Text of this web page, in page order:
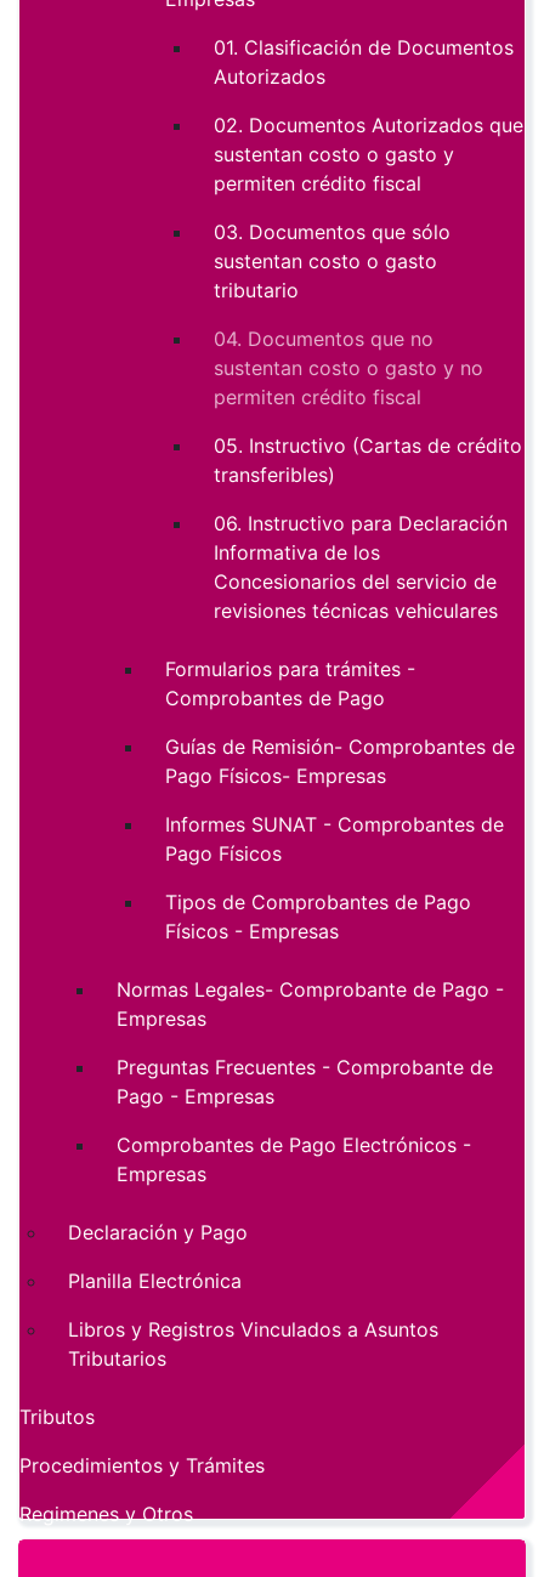
01. Clasificación de Documentos
Autorizados
02. Documentos Autorizados que
sustentan costo o gasto y
permiten crédito fiscal
03. Documentos que sólo
sustentan costo o gasto
tributario
04. Documentos que no
sustentan costo o gasto y no
permiten crédito fiscal
05. Instructivo (Cartas de crédito
transferibles)
06. Instructivo para Declaración
Informativa de los
Concesionarios del servicio de
revisiones técnicas vehiculares
Formularios para trámites -
Comprobantes de Pago
Guías de Remisión- Comprobantes de
Pago Físicos- Empresas
Informes SUNAT - Comprobantes de
Pago Físicos
Tipos de Comprobantes de Pago
Físicos - Empresas
Normas Legales- Comprobante de Pago -
Empresas
Preguntas Frecuentes - Comprobante de
Pago - Empresas
Comprobantes de Pago Electrónicos -
Empresas
Declaración y Pago
Planilla Electrónica
Libros y Registros Vinculados a Asuntos
Tributarios
Tributos
Procedimientos y Trámites
Regimenes y Otros